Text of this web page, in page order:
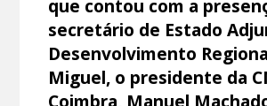
que contou com a
secretário de Estado
Desenvolvimento
Miguel, o presidente da